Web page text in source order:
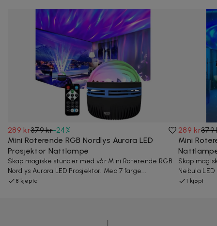
289 kr379 kr-24%
Mini Roterende RGB Nordlys Aurora LED
Prosjektor Nattlampe
Skap magiske stunder med vår Mini Roterende RGB
Nordlys Aurora LED Prosjektor! Med 7 farge...
8 kjøpte
289 kr379
Mini
Skap
Nebula
1 kjøpt